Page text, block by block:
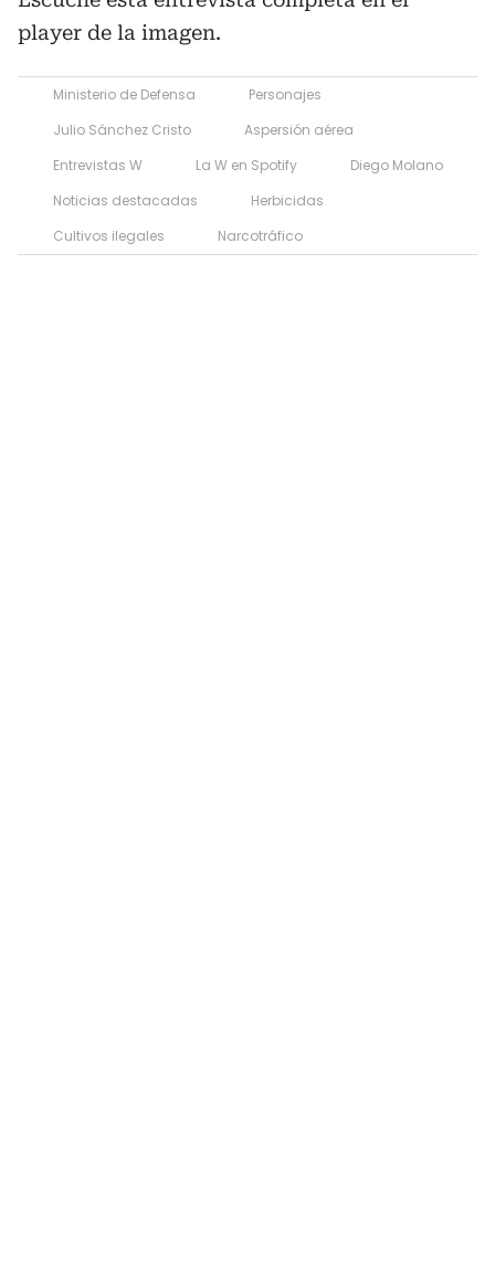
player de la imagen.
Ministerio de Defensa
Personajes
Julio Sánchez Cristo
Aspersión aérea
Entrevistas W
La W en Spotify
Diego Molano
Noticias destacadas
Herbicidas
Cultivos ilegales
Narcotráfico